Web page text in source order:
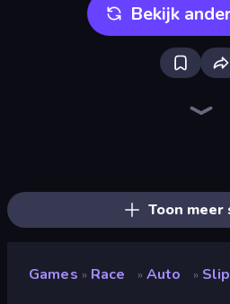
Bekijk
Toon meer
Games » Race » Auto » Slip